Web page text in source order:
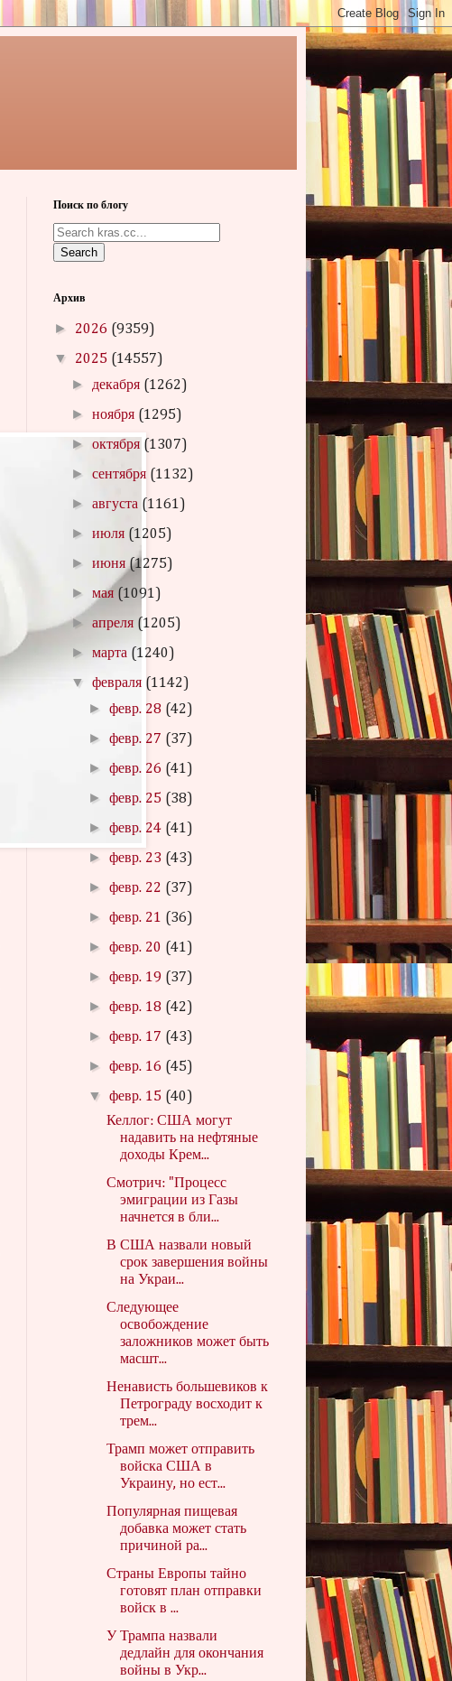
Поиск по блогу
Search
Архив
► 2026 (9359)
▼ 2025 (14557)
► декабря (1262)
►ноября (1295)
►октября (1307)
►сентября (1132)
►августа (1161)
►июля (1205)
►июня(1275)
►мая (1091)
►апреля (1205)
►марта (1240)
▼февраля (1142)
►февр. 28 (42)
►февр. 27 (37)
►февр. 26 (41)
►февр. 25 (38)
►февр. 24 (41)
►февр. 23 (43)
►февр. 22 (37)
►февр. 21 (36)
►февр. 20 (41)
►февр. 19 (37)
►февр. 18 (42)
►февр. 17 (43)
►февр. 16 (45)
▼февр. 15 (40)
Келлог: США могут
надавить на нефтяные
доходы Крем...
Смотрич: "Процесс
эмиграции из Газы
начнется в бли...
В США назвали новый
срок завершения войны
на Украи...
Следующее
освобождение
заложников может быть
масшт...
Ненависть большевиков к
Петрограду восходит к
трем...
Трамп может отправить
войска США в
Украину, но ест...
Популярная пищевая
добавка может стать
причиной ра...
Страны Европы тайно
готовят план отправки
войск в ...
У Трампа назвали
дедлайн для окончания
войны в Укр...